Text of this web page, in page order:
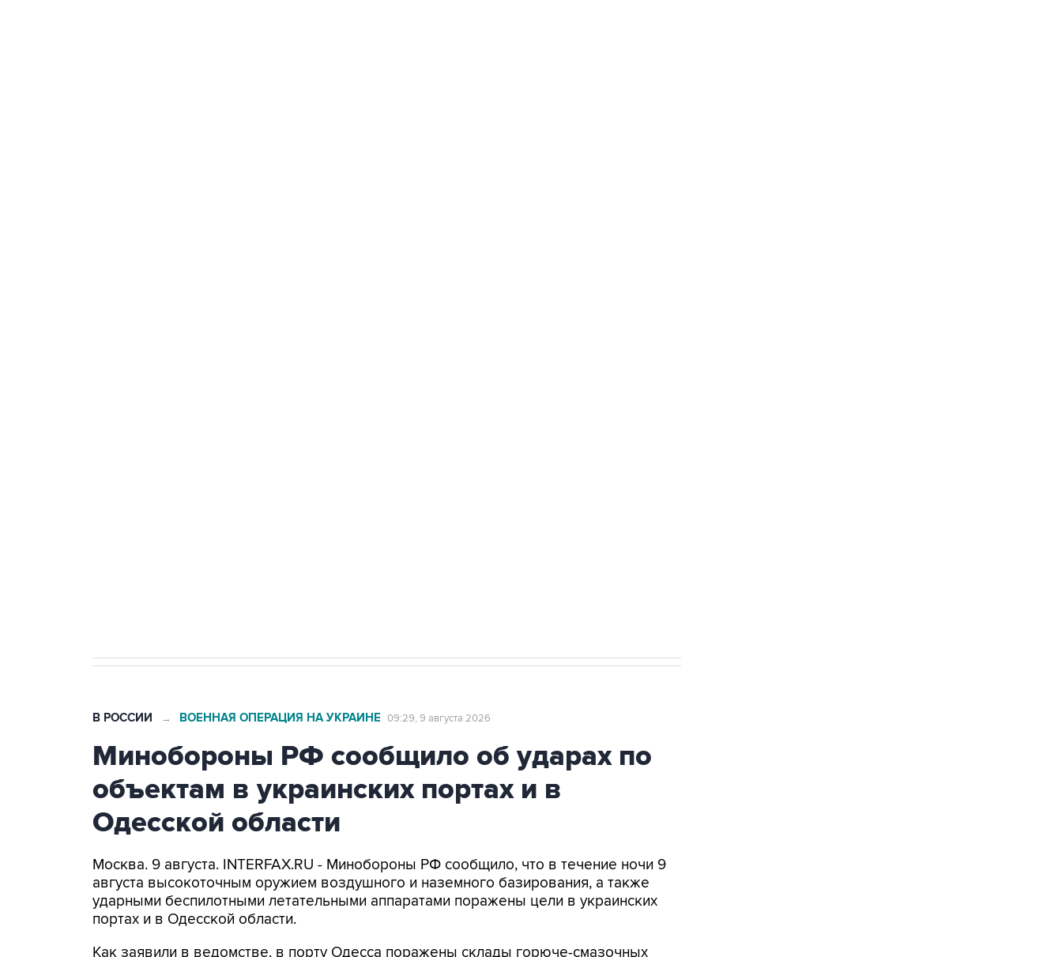
В РОССИИ → ВОЕННАЯ ОПЕРАЦИЯ НА УКРАИНЕ 09:29, 9 августа 2026
Минобороны РФ сообщило об ударах по
объектам в украинских портах и в
Одесской области
Москва. 9 августа. INTERFAX.RU - Минобороны РФ сообщило, что в течение ночи 9
августа высокоточным оружием воздушного и наземного базирования, а также
ударными беспилотными летательными аппаратами поражены цели в украинских
портах и в Одесской области.
Как заявили в ведомстве, в порту Одесса поражены склады горюче-смазочных